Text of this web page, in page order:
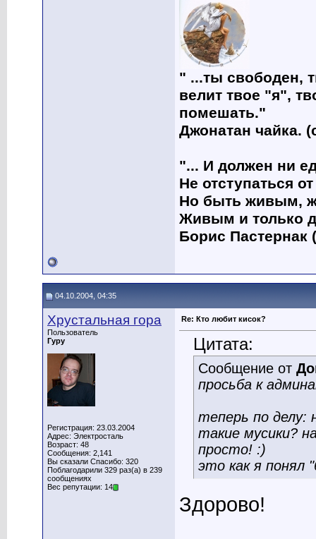
" ...ты свободен,
велит твое "я",
помешать."
Джонатан чайка.
"... И должен ни
Не отступаться
Но быть живым,
Живым и только
Борис Пастернак
04.10.2004, 04:35
Хрустальная гора
Пользователь
Гуру
Регистрация: 23.03.2004
Адрес: Электросталь
Возраст: 48
Сообщения: 2,141
Вы сказали Спасибо: 320
Поблагодарили 329 раз(а) в 239
сообщениях
Вес репутации: 14
Re: Кто любит кисок?
Цитата:
Сообщение от
просьба к
теперь по делу:
такие мусики?
просто! :)
это как я понял
Здорово!